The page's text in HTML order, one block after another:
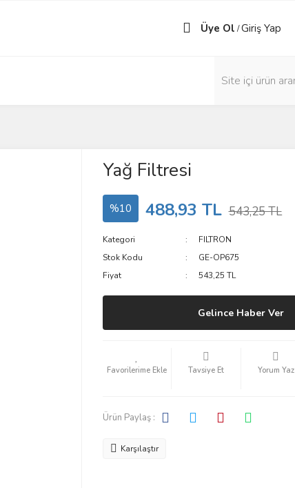
Üye Ol /Giriş Yap
Yağ Filtresi
%10 488,93 TL 543,25 TL
Kategori
FILTRON
Stok Kodu
GE-OP675
Fiyat
543,25 TL
Gelince Haber Ver
Tavsiye Et Yorum Yaz
Ürün Paylaş :
Karşılaştır